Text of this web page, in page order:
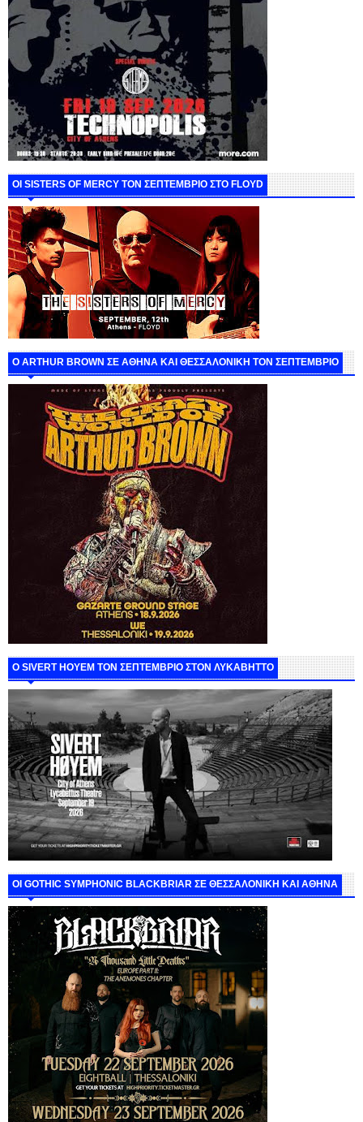
ΟΙ SISTERS OF MERCY ΤΟΝ ΣΕΠΤΕΜΒΡΙΟ ΣΤΟ FLOYD
O ARTHUR BROWN ΣΕ ΑΘΗΝΑ ΚΑΙ ΘΕΣΣΑΛΟΝΙΚΗ ΤΟΝ ΣΕΠΤΕΜΒΡΙΟ
Ο SIVERT HOYEM ΤΟΝ ΣΕΠΤΕΜΒΡΙΟ ΣΤΟΝ ΛΥΚΑΒΗΤΤΟ
ΟΙ GOTHIC SYMPHONIC BLACKBRIAR ΣΕ ΘΕΣΣΑΛΟΝΙΚΗ ΚΑΙ ΑΘΗΝΑ